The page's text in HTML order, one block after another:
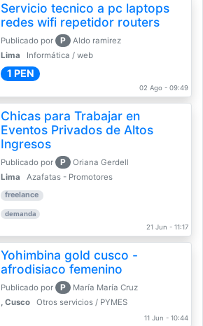
Servicio tecnico a pc laptops
redes wifi repetidor routers
Publicado por P
Aldo ramirez
Lima
Informática / web
1 PEN
02 Ago - 09:49
Chicas para Trabajar en
Eventos Privados de Altos
Ingresos
Publicado por P
Oriana Gerdell
Lima
Azafatas - Promotores
freelance
demanda
21 Jun - 11:17
Yohimbina gold cusco -
afrodisiaco femenino
Publicado por P
María María Cruz
, Cusco
Otros servicios / PYMES
11 Jun - 10:44